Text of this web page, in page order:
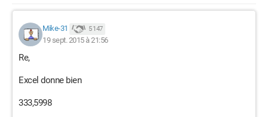
Mike-31 5 147
19 sept. 2015 à 21:56
Re,
Excel donne bien
333,5998